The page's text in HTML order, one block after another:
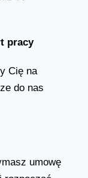
pracy
Cię na
do nas
umowę